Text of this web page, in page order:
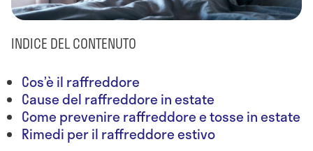
INDICE DEL CONTENUTO
Cos’è il raffreddore
Cause del raffreddore in estate
Come prevenire raffreddore e tosse in estate
Rimedi per il raffreddore estivo